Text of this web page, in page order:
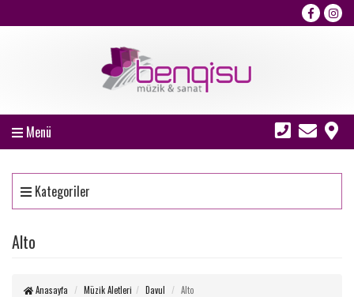
Menü
Kategoriler
Alto
Anasayfa Müzik Aletleri Davul Alto